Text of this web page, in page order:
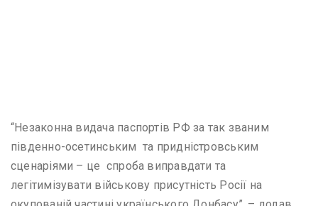
“Незаконна видача паспортів РФ за так званим
південно-осетинським та придністровським
сценаріями – це спроба виправдати та
легітимізувати військову присутність Росії на